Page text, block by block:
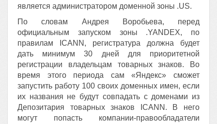
является администратором доменной зоны .US.
По словам Андрея Воробьева, перед
официальным запуском зоны .YANDEX, по
правилам ICANN, регистратура должна будет
дать минимум 30 дней для приоритетной
регистрации владельцам товарных знаков. Во
время этого периода сам «Яндекс» сможет
запустить работу 100 своих доменных имен, если
их названия не будут совпадать с доменами из
Депозитария товарных знаков ICANN. В него
могут попасть компании-правообладатели